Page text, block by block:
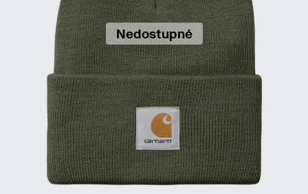
Nedostupné